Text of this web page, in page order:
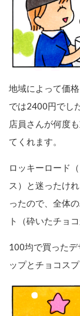
地域によって価
では2400円でした
店員さんが何度
てくれます。
ロッキーロード
ス）と迷ったけ
ったので、全体
ト（砕いたチョ
100均で買った
ップとチョコス